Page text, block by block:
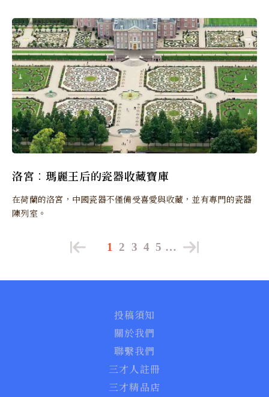
洛宮︰瑪麗王后的瓷器收藏寶庫
在荷蘭的洛宮，中國瓷器不僅備受喜愛與收藏，並有專門的瓷器
陳列室。
1 2 3 4 5 …
投稿須知
關於我們
聯繫我們
三才人註冊
三才精品店